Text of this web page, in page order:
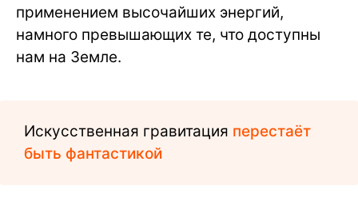
применением высочайших энергий,
намного превышающих те, что доступны
нам на Земле.
Искусственная гравитация перестаёт
быть фантастикой